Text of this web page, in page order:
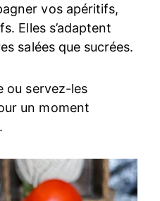
vos apéritifs,
Elles s’adaptent
salées que sucrées.
ou servez-les
un moment